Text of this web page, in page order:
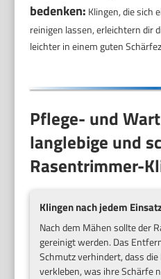
bedenken: Klingen, die sich
reinigen lassen, erleichtern dir
leichter in einem guten
Pflege- und
langlebige und
Rasentrimmer-
Klingen nach jedem
Nach dem Mähen sollte der
gereinigt werden. Das
Schmutz verhindert, dass
verkleben, was ihre Schärfe